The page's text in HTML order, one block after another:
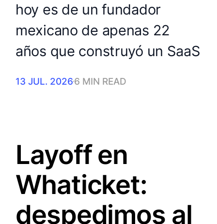
hoy es de un fundador
mexicano de apenas 22
años que construyó un SaaS
13 JUL. 20266 MIN READ
Layoff en
Whaticket:
despedimos al